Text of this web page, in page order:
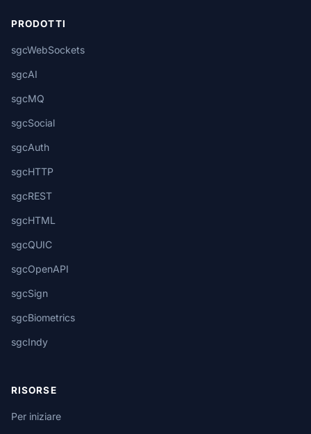
PRODOTTI
sgcWebSockets
sgcAI
sgcMQ
sgcSocial
sgcAuth
sgcHTTP
sgcREST
sgcHTML
sgcQUIC
sgcOpenAPI
sgcSign
sgcBiometrics
sgcIndy
RISORSE
Per iniziare